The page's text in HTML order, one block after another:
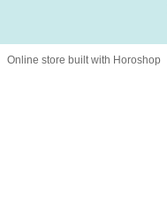
Online store built with Horoshop